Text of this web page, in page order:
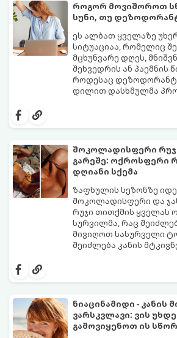
როგორ მოვიშოროთ
სუნი, თუ
ეს ალბათ ყველაზე
სიტუაციაა, რომელიც
მცხუნვარე დღეს,
შეხვედრის ან პაემნის
როდესაც დეზოდორანტი
დილით დასხმულმა
იღლიებში უსიამოვნო
სუნი არ აქვს. სუნს
შესაბამისად, ჩვენი
ბაქტერიების
გამოშრობა.
აი, 5 ყველაზე
აპრობირებული და
რომლებიც ნებისმიერ
თუ საზოგადოებრივ
რაღაც 2 წუთში
შოკოლადისფერი
გარეშე: ოქროსფერი
დღიანი სქემა
ზაფხულის სეზონზე
შოკოლადისფერი და
რუჯი თითქმის ყველას
სურვილმა, რაც
მივიღოთ სასურველი
შეიძლება კანის
გამოიმუშაოს მელანინი
5-დღიანი სქემა
ღრმა, თანაბარი და
კანის ჯანმრთელობის
ნიაცინამიდი - კანის
ვარსკვლავი: ვის
გამოვიყენოთ ის